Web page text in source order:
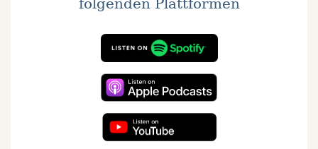
folgenden Plattformen